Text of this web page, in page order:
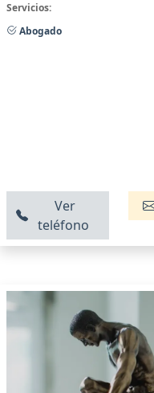
Servicios:
Abogado
Ver
teléfono